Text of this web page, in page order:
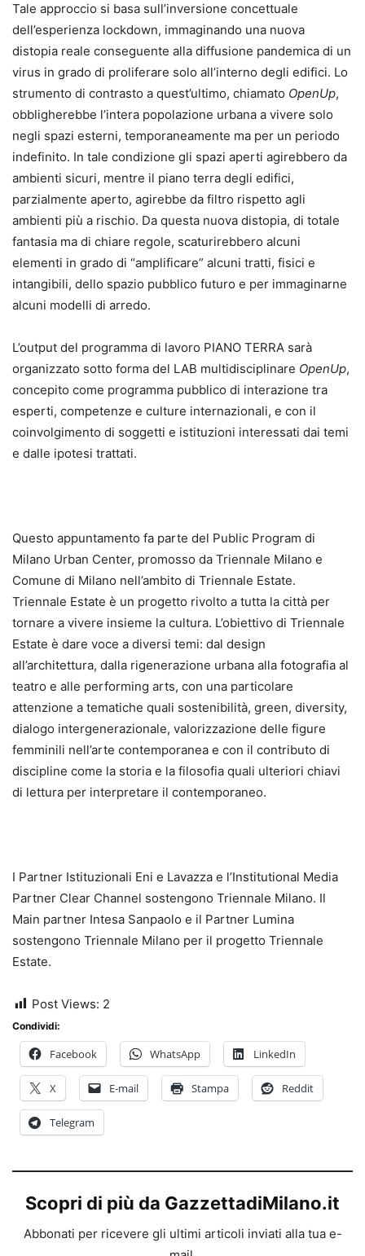
Tale approccio si basa sull’inversione concettuale
dell’esperienza lockdown, immaginando una nuova
distopia reale conseguente alla diffusione pandemica di un
virus in grado di proliferare solo all’interno degli edifici. Lo
strumento di contrasto a quest’ultimo, chiamato OpenUp,
obbligherebbe l’intera popolazione urbana a vivere solo
negli spazi esterni, temporaneamente ma per un periodo
indefinito. In tale condizione gli spazi aperti agirebbero da
ambienti sicuri, mentre il piano terra degli edifici,
parzialmente aperto, agirebbe da filtro rispetto agli
ambienti più a rischio. Da questa nuova distopia, di totale
fantasia ma di chiare regole, scaturirebbero alcuni
elementi in grado di “amplificare” alcuni tratti, fisici e
intangibili, dello spazio pubblico futuro e per immaginarne
alcuni modelli di arredo.
L’output del programma di lavoro PIANO TERRA sarà
organizzato sotto forma del LAB multidisciplinare OpenUp,
concepito come programma pubblico di interazione tra
esperti, competenze e culture internazionali, e con il
coinvolgimento di soggetti e istituzioni interessati dai temi
e dalle ipotesi trattati.
Questo appuntamento fa parte del Public Program di
Milano Urban Center, promosso da Triennale Milano e
Comune di Milano nell’ambito di Triennale Estate.
Triennale Estate è un progetto rivolto a tutta la città per
tornare a vivere insieme la cultura. L’obiettivo di Triennale
Estate è dare voce a diversi temi: dal design
all’architettura, dalla rigenerazione urbana alla fotografia al
teatro e alle performing arts, con una particolare
attenzione a tematiche quali sostenibilità, green, diversity,
dialogo intergenerazionale, valorizzazione delle figure
femminili nell’arte contemporanea e con il contributo di
discipline come la storia e la filosofia quali ulteriori chiavi
di lettura per interpretare il contemporaneo.
I Partner Istituzionali Eni e Lavazza e l’Institutional Media
Partner Clear Channel sostengono Triennale Milano. Il
Main partner Intesa Sanpaolo e il Partner Lumina
sostengono Triennale Milano per il progetto Triennale
Estate.
Post Views: 2
Condividi:
Facebook WhatsApp LinkedIn
X E-mail Stampa Reddit
Telegram
Scopri di più da GazzettadiMilano.it
Abbonati per ricevere gli ultimi articoli inviati alla tua e-